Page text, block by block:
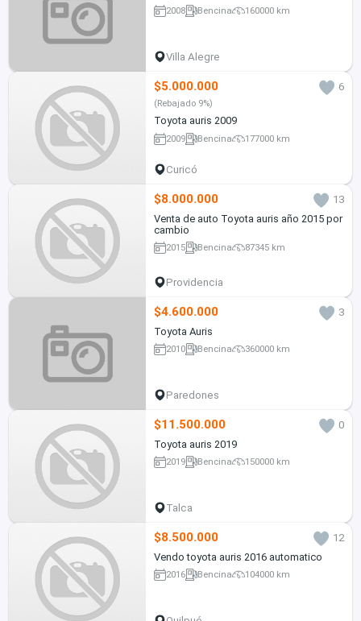
2008 Bencina 160000 km
Villa Alegre
$5.000.000 6
(Rebajado 9%)
Toyota auris 2009
2009 Bencina 177000 km
Curicó
$8.000.000
13
Venta de auto Toyota auris año 2015 por
cambio
2015 Bencina 87345 km
Providencia
$4.600.000
3
Toyota Auris
2010 Bencina 360000 km
Paredones
$11.500.000
0
Toyota auris 2019
2019 Bencina 150000 km
Talca
$8.500.000
12
Vendo toyota auris 2016 automatico
2016 Bencina 104000 km